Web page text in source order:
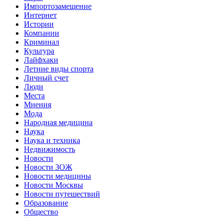
Импортозамещение
Интернет
Истории
Компании
Криминал
Культура
Лайфхаки
Летние виды спорта
Личный счет
Люди
Места
Мнения
Мода
Народная медицина
Наука
Наука и техника
Недвижимость
Новости
Новости ЗОЖ
Новости медицины
Новости Москвы
Новости путешествий
Образование
Общество